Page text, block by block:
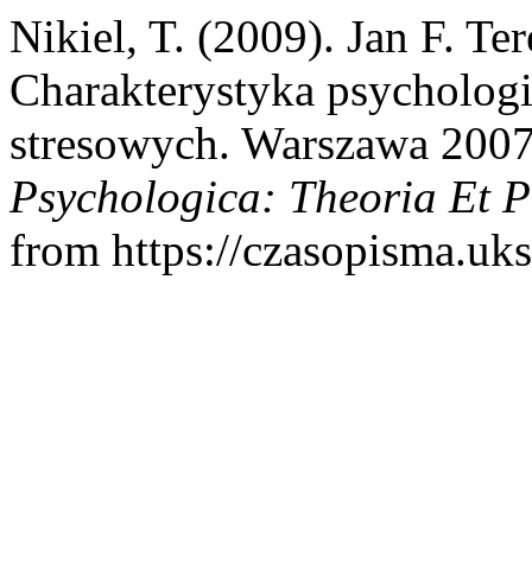
Nikiel, T. (2009). Jan F.
Charakterystyka
stresowych. Warszawa
Psychologica: Theoria Et
from https://